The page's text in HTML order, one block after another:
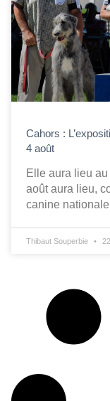
Cahors :
4 août
Elle aura lieu
août aura lieu,
canine
Thibaut Souperbie